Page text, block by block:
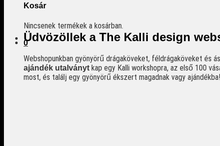
Kosár
Nincsenek termékek a kosárban.
0
Üdvözöllek a The Kalli design
Webshopunkban gyönyörű drágaköveket, féldrágaköveket és
ajándék utalványt kap egy Kalli workshopra, az első 100
most, és találj egy gyönyörű ékszert magadnak vagy ajándékba!